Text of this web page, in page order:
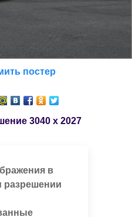
постер
3040 x 2027
в
разрешении